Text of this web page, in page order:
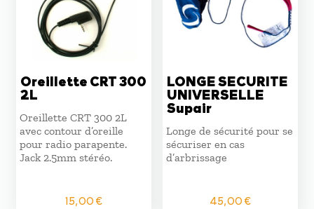
Oreillette CRT 300
2L
Oreillette CRT 300 2L
avec contour d’oreille
pour radio parapente.
Jack 2.5mm stéréo.
15,00€
LONGE SECURITE
UNIVERSELLE
Supair
Longe de sécurité pour se
sécuriser en cas
d’arbrissage
45,00€